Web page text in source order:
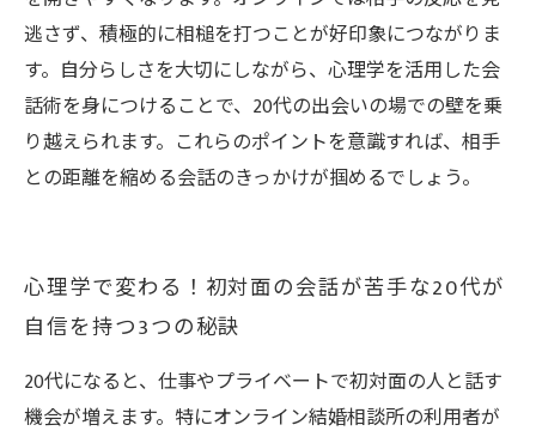
逃さず、積極的に相槌を打つことが好印象につながりま
す。自分らしさを大切にしながら、心理学を活用した会
話術を身につけることで、20代の出会いの場での壁を乗
り越えられます。これらのポイントを意識すれば、相手
との距離を縮める会話のきっかけが掴めるでしょう。
心理学で変わる！初対面の会話が苦手な20代が
自信を持つ3つの秘訣
20代になると、仕事やプライベートで初対面の人と話す
機会が増えます。特にオンライン結婚相談所の利用者が